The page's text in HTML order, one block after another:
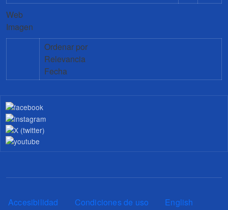
Web
Imagen
Ordenar por
Relevancia
Fecha
Pie de página
Accesibilidad Condiciones de uso English